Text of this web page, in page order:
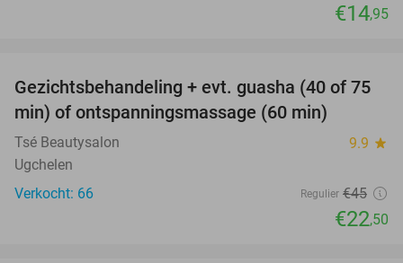
€14,95
50%
OUT
Gezichtsbehandeling + evt. guasha (40 of 75
min) of ontspanningsmassage (60 min)
Tsé Beautysalon 9.9 star
Ugchelen
Verkocht: 66
Regulier €45
€22,50